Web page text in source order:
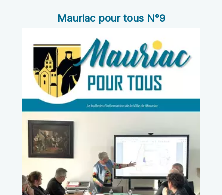
Mauriac pour tous N°9